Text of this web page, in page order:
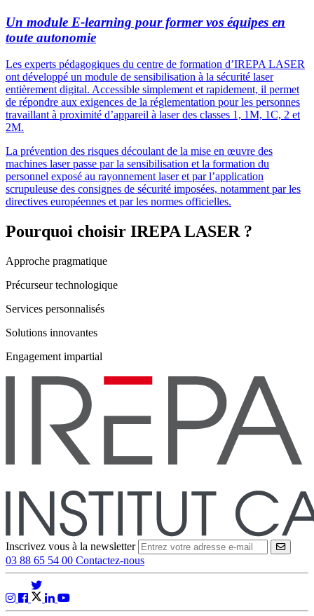
Un module E-learning pour former vos équipes en
toute autonomie
Les experts pédagogiques du centre de formation d’IREPA LASER
ont développé un module de sensibilisation à la sécurité laser
entièrement digital. Accessible simplement et rapidement, il permet
de répondre aux exigences de la réglementation pour les personnes
travaillant à proximité d’appareil à laser des classes 1, 1M, 1C, 2 et
2M.
La prévention des risques découlant de la mise en œuvre des
machines laser passe par la sensibilisation et la formation du
personnel exposé au rayonnement laser et par l’application
scrupuleuse des consignes de sécurité imposées, notamment par les
directives européennes et par les normes officielles.
Pourquoi choisir IREPA LASER ?
Approche pragmatique
Précurseur technologique
Services personnalisés
Solutions innovantes
Engagement impartial
Inscrivez vous à la newsletter
03 88 65 54 00 Contactez-nous